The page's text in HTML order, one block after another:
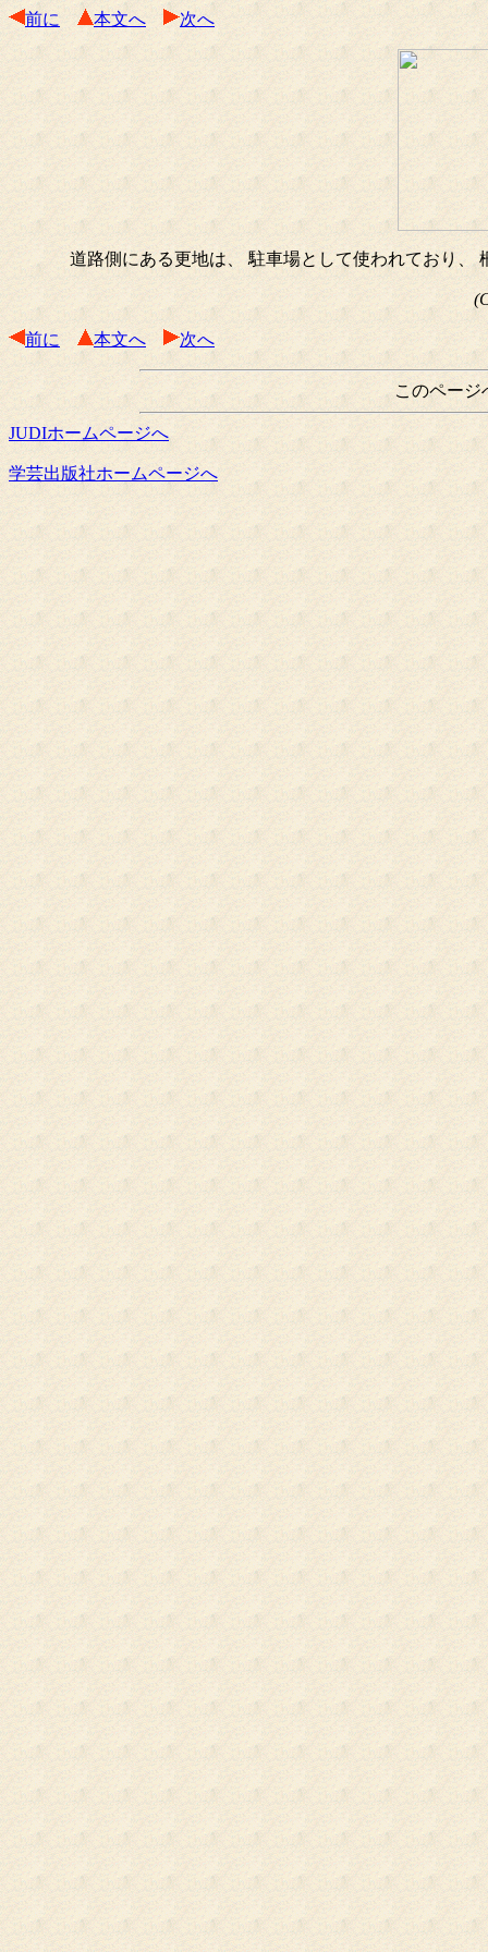
前に 本文へ 次へ
道路側にある更地は、 駐車場として使われており、
前に 本文へ 次へ
このページ
JUDIホームページへ
学芸出版社ホームページへ